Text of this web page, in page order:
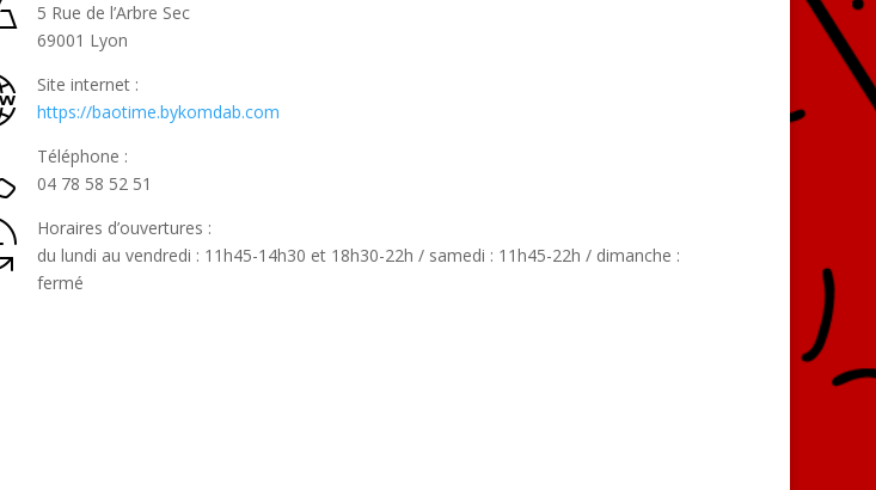
5 Rue de l’Arbre Sec
69001 Lyon
Site internet :
https://baotime.bykomdab.com
Téléphone :
0478 58 52 51
Horaires d’ouvertures :
du lundi au vendredi : 11h45-14h30 et 18h30-22h / samedi : 11h45-22h / dimanche :
fermé